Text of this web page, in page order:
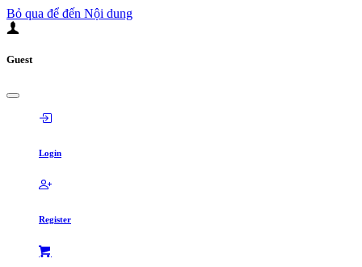
Bỏ qua để đến Nội dung
Guest
Login
Register